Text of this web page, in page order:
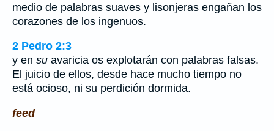
medio de palabras suaves y lisonjeras engañan los
corazones de los ingenuos.
2 Pedro 2:3
y en su avaricia os explotarán con palabras falsas.
El juicio de ellos, desde hace mucho tiempo no
está ocioso, ni su perdición dormida.
feed